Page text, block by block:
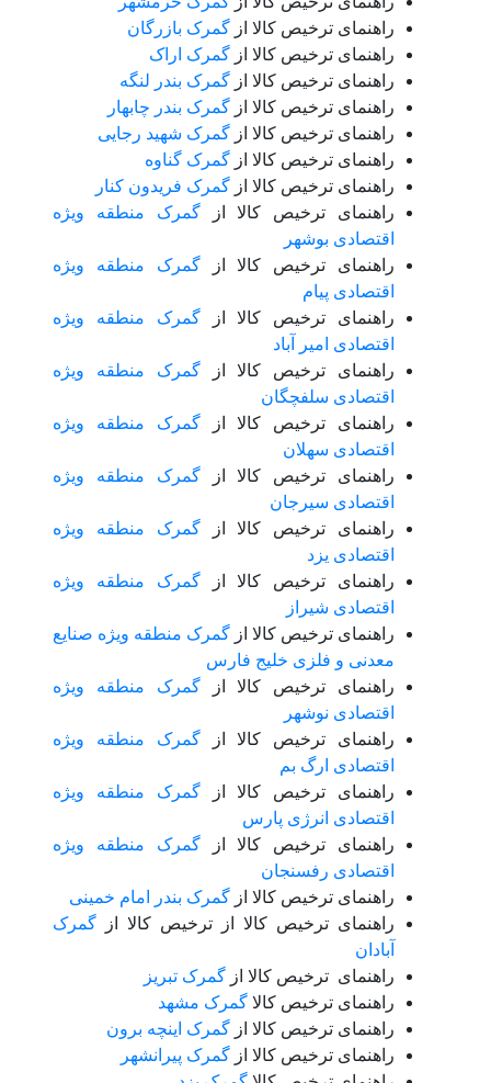
راهنمای ترخیص کالا از گمرک بازرگان
راهنمای ترخیص کالا از گمرک اراک
راهنمای ترخیص کالا از گمرک بندر لنگه
راهنمای ترخیص کالا از گمرک بندر چابهار
راهنمای ترخیص کالا از گمرک شهید رجایی
راهنمای ترخیص کالا از گمرک گناوه
راهنمای ترخیص کالا از گمرک فریدون کنار
راهنمای ترخیص کالا ازگمرک منطقه ویژه
اقتصادی بوشهر
راهنمای ترخیص کالا ازگمرک منطقه ویژه
اقتصادی پیام
راهنمای ترخیص کالا ازگمرک منطقه ویژه
اقتصادی امیر آباد
راهنمای ترخیص کالا ازگمرک منطقه ویژه
اقتصادی سلفچگان
راهنمای ترخیص کالا ازگمرک منطقه ویژه
اقتصادی سهلان
راهنمای ترخیص کالا ازگمرک منطقه ویژه
اقتصادی سیرجان
راهنمای ترخیص کالا ازگمرک منطقه ویژه
اقتصادی یزد
راهنمای ترخیص کالا ازگمرک منطقه ویژه
اقتصادی شیراز
راهنمای ترخیص کالا از گمرک منطقه ویژه صنایع
معدنی و فلزی خلیج فارس
راهنمای ترخیص کالا ازگمرک منطقه ویژه
اقتصادی نوشهر
راهنمای ترخیص کالا ازگمرک منطقه ویژه
اقتصادی ارگ بم
راهنمای ترخیص کالا ازگمرک منطقه ویژه
اقتصادی انرژی پارس
راهنمای ترخیص کالا ازگمرک منطقه ویژه
اقتصادی رفسنجان
راهنمای ترخیص کالا از گمرک بندر امام خمینی
راهنمای ترخیص کالا از ترخیص کالا از گمرک
آبادان
راهنمای ترخیص کالا از گمرک تبریز
راهنمای ترخیص کالا گمرک مشهد
راهنمای ترخیص کالا از گمرک اینچه برون
راهنمای ترخیص کالا از گمرک پیرانشهر